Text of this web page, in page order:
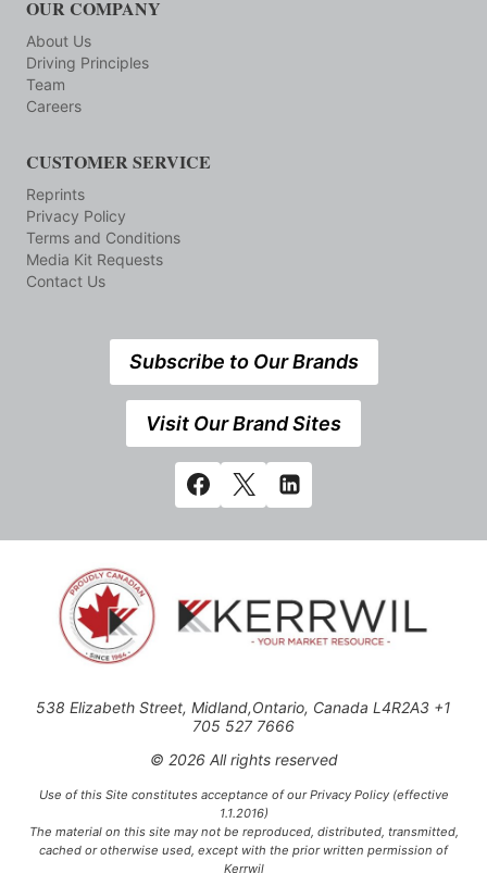
OUR COMPANY
About Us
Driving Principles
Team
Careers
CUSTOMER SERVICE
Reprints
Privacy Policy
Terms and Conditions
Media Kit Requests
Contact Us
Subscribe to Our Brands
Visit Our Brand Sites
538 Elizabeth Street, Midland,Ontario, Canada L4R2A3 +1
705 527 7666
© 2026 All rights reserved
Use of this Site constitutes acceptance of our Privacy Policy (effective
1.1.2016)
The material on this site may not be reproduced, distributed, transmitted,
cached or otherwise used, except with the prior written permission of
Kerrwil